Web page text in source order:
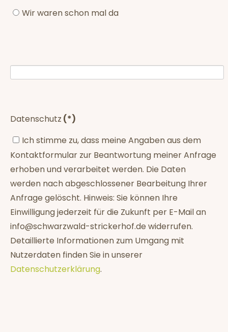
Wir waren schon mal da
Datenschutz (*)
Ich stimme zu, dass meine Angaben aus dem
Kontaktformular zur Beantwortung meiner Anfrage
erhoben und verarbeitet werden. Die Daten
werden nach abgeschlossener Bearbeitung Ihrer
Anfrage gelöscht. Hinweis: Sie können Ihre
Einwilligung jederzeit für die Zukunft per E-Mail an
info@schwarzwald-strickerhof.de widerrufen.
Detaillierte Informationen zum Umgang mit
Nutzerdaten finden Sie in unserer
Datenschutzerklärung.